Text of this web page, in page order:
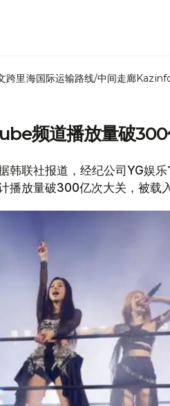
跨里海国际运输路线/中间走廊
频道播放量破
联社报道，经纪公司YG娱
播放量破300亿次大关，被载